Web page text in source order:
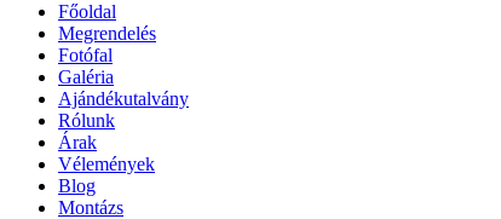
Főoldal
Megrendelés
Fotófal
Galéria
Ajándékutalvány
Rólunk
Árak
Vélemények
Blog
Montázs